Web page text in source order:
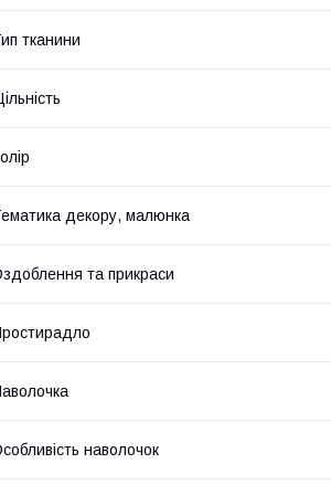
тканини
декору, малюнка
та прикраси
наволочок